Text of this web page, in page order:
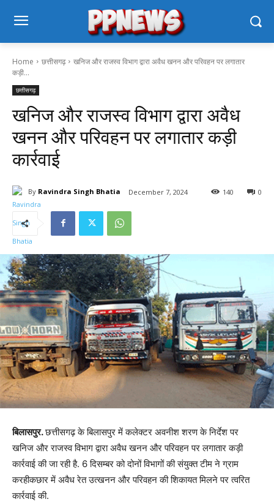
Home छत्तीसगढ़
खनिज और राजस्व विभाग द्वारा अवैध खनन और परिवहन पर लगातार
कड़ी...
छत्तीसगढ़
खनिज और राजस्व विभाग द्वारा अवैध
खनन और परिवहन पर लगातार कड़ी
कार्रवाई
By Ravindra Singh Bhatia December 7, 2024 0
140
बिलासपुर.छत्तीसगढ़ के बिलासपुर में कलेक्टर अवनीश शरण के निर्देश पर
खनिज और राजस्व विभाग द्वारा अवैध खनन और परिवहन पर लगातार कड़ी
कार्रवाई की जा रही है. 6 दिसम्बर को दोनों विभागों की संयुक्त टीम ने ग्राम
करहीकछार में अवैध रेत उत्खनन और परिवहन की शिकायत मिलने पर त्वरित
कार्रवाई की.